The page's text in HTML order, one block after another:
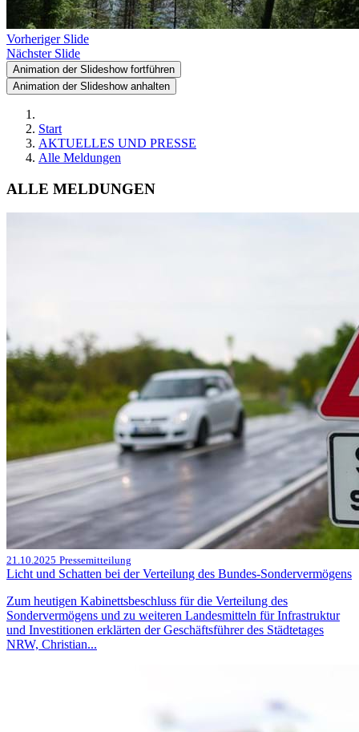
Vorheriger Slide
Nächster Slide
Animation der Slideshow fortführen
Animation der Slideshow anhalten
Start
AKTUELLES UND PRESSE
Alle Meldungen
ALLE MELDUNGEN
21.10.2025 Pressemitteilung
Licht und Schatten bei der Verteilung des Bundes-Sondervermögens
Zum heutigen Kabinettsbeschluss für die Verteilung des
Sondervermögens und zu weiteren Landesmitteln für Infrastruktur
und Investitionen erklärten der Geschäftsführer des Städtetages
NRW, Christian...